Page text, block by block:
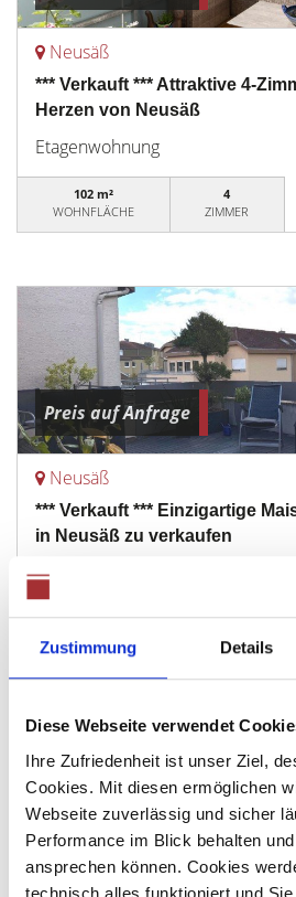
Zustimmung Details
Diese Webseite verwendet
Ihre Zufriedenheit ist unser Ziel,
Cookies. Mit diesen ermöglichen
Webseite zuverlässig und sicher
Performance im Blick behalten
ansprechen können. Cookies
technisch alles funktioniert und
Neusäß
*** Verkauft *** Attraktive 4-
Herzen von Neusäß
Etagenwohnung
102 m²
WOHNFLÄCHE
4
ZIMMER
Preis auf Anfrage
Neusäß
*** Verkauft *** Einzigartige
in Neusäß zu verkaufen
Maisonettewohnung
114 m²
WOHNFLÄCHE
3,5
ZIMMER
Preis auf Anfrage